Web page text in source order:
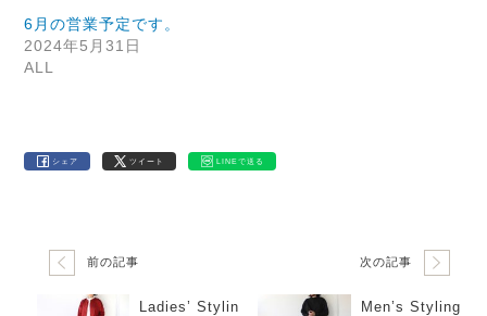
6月の営業予定です。
2024年5月31日
ALL
シェア ツイート LINEで送る
前の記事
Ladies’ Stylin
次の記事
Men’s Styling